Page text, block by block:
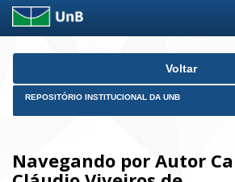
Skip
Voltar
REPOSITÓRIO INSTITUCIONAL DA UNB
Navegando por Autor